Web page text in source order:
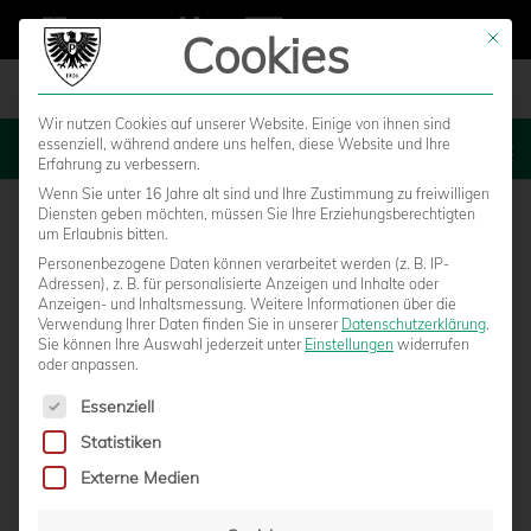
MENU
ALLE YOUNGSTARS-MANNSCHAFTEN IM
Mit
Cookies
Wir nutzen Cookies auf unserer Website. Einige von ihnen sind
essenziell, während andere uns helfen, diese Website und Ihre
Erfahrung zu verbessern.
Wenn Sie unter 16 Jahre alt sind und Ihre Zustimmung zu freiwilligen
Diensten geben möchten, müssen Sie Ihre Erziehungsberechtigten
um Erlaubnis bitten.
Personenbezogene Daten können verarbeitet werden (z. B. IP-
Adressen), z. B. für personalisierte Anzeigen und Inhalte oder
Anzeigen- und Inhaltsmessung. Weitere Informationen über die
Verwendung Ihrer Daten finden Sie in unserer Datenschutzerklärung.
Sie können Ihre Auswahl jederzeit unter Einstellungen widerrufen
oder anpassen.
Es folgt eine Liste der Service-Gruppen, für die eine
Essenziell
Statistiken
Externe Medien